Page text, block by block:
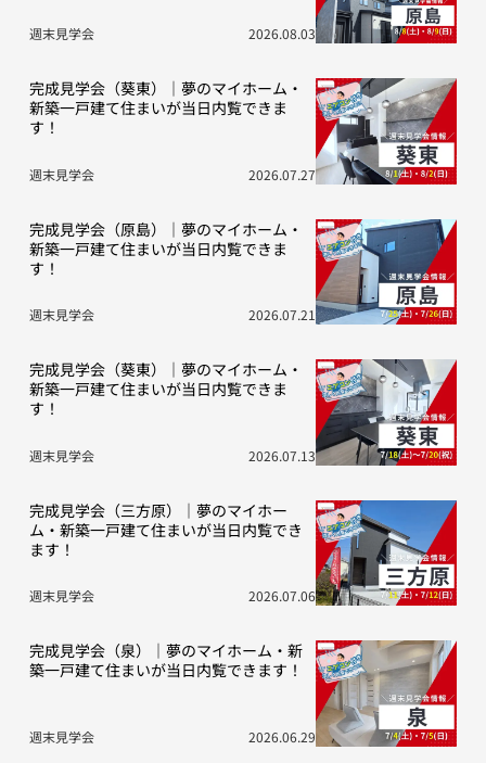
週末見学会 2026.08.03
完成見学会（葵東）｜夢のマイホーム・
新築一戸建て住まいが当日内覧できま
す！
週末見学会 2026.07.27
完成見学会（原島）｜夢のマイホーム・
新築一戸建て住まいが当日内覧できま
す！
週末見学会 2026.07.21
完成見学会（葵東）｜夢のマイホーム・
新築一戸建て住まいが当日内覧できま
す！
週末見学会 2026.07.13
完成見学会（三方原）｜夢のマイホー
ム・新築一戸建て住まいが当日内覧でき
ます！
週末見学会 2026.07.06
完成見学会（泉）｜夢のマイホーム・新
築一戸建て住まいが当日内覧できます！
週末見学会 2026.06.29